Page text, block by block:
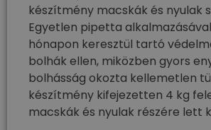
készítmény macskák és nyulak
Egyetlen pipetta
hónapon keresztül tartó
bolhák ellen, miközben gyors
bolhásság okozta kellemetlen
készítmény kifejezetten 4 kg
macskák és nyulak részére lett